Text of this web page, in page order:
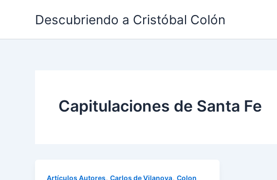
Descubriendo a Cristóbal Colón
Capitulaciones de Santa Fe
Artículos Autores, Carlos de Vilanova, Colon